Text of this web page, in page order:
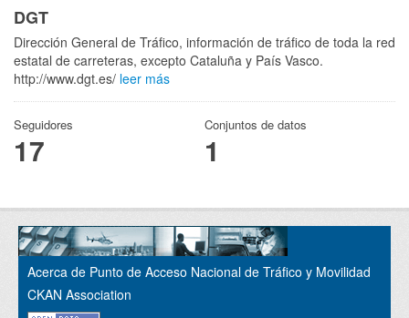
DGT
Dirección General de Tráfico, información de tráfico de toda la red
estatal de carreteras, excepto Cataluña y País Vasco.
http://www.dgt.es/ leer más
Seguidores
17
Conjuntos de datos
1
Acerca de Punto de Acceso Nacional de Tráfico y Movilidad
CKAN Association